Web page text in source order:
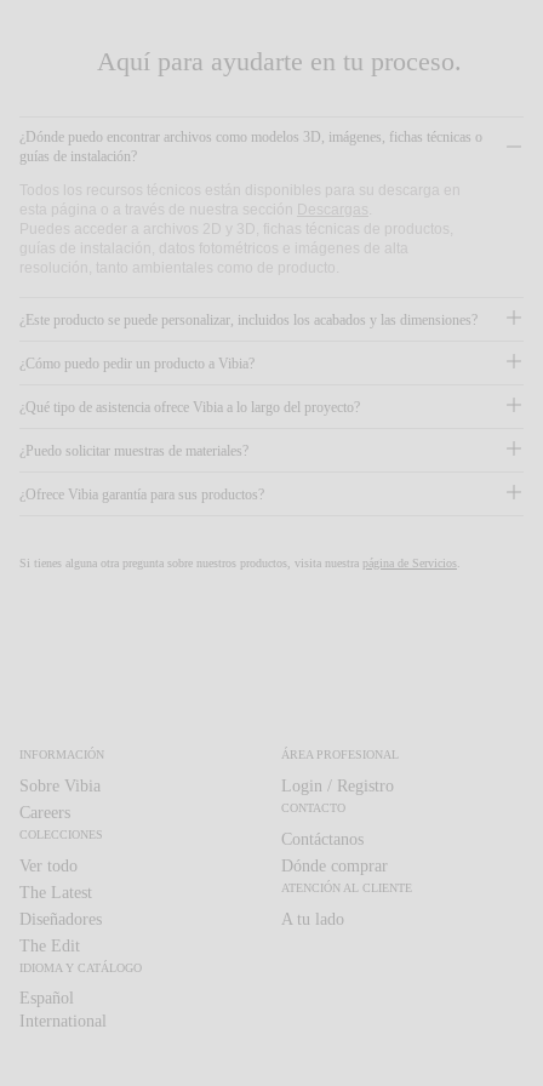
Aquí para ayudarte en tu proceso.
¿Dónde puedo encontrar archivos como modelos 3D, imágenes, fichas técnicas o
guías de instalación?
Todos los recursos técnicos están disponibles para su descarga en
esta página o a través de nuestra sección
Descargas
Puedes acceder a archivos 2D y 3D fichas técnicas de productos,
guías de instalación
datos fotométricos e imágenes de alta
resolución
, tanto ambientales como de producto.
¿Este producto se puede personalizar, incluidos los acabados y las dimensiones?
¿Cómo puedo pedir un producto a Vibia?
¿Qué tipo de asistencia ofrece Vibia a lo largo del proyecto?
¿Puedo solicitar muestras de materiales?
¿Ofrece Vibia garantía para sus productos?
Si tienes alguna otra pregunta sobre nuestros productos, visita nuestra página de Servicios.
INFORMACIÓN
Sobre Vibia
Careers
COLECCIONES
Ver todo
The Latest
Diseñadores
The Edit
IDIOMA Y CATÁLOGO
Español
International
ÁREA PROFESIONAL
Login / Registro
CONTACTO
Contáctanos
Dónde comprar
ATENCIÓN AL CLIENTE
A tu lado